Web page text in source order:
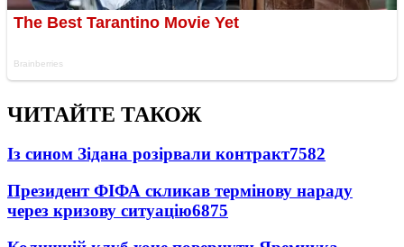
ЧИТАЙТЕ ТАКОЖ
Із сином Зідана розірвали контракт7582
Президент ФІФА скликав термінову нараду
через кризову ситуацію6875